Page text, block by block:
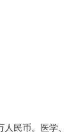
民币。医学、